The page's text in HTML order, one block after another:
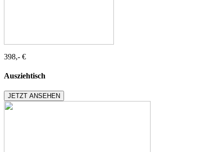
398,- €
Ausziehtisch
JETZT ANSEHEN